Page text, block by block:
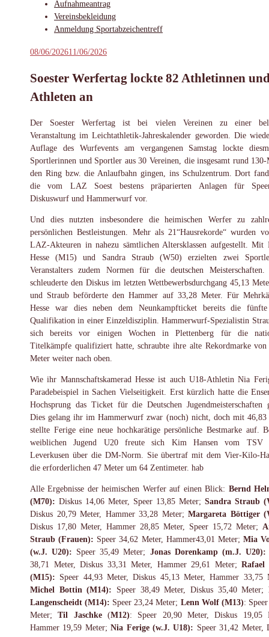
Aufnahmeantrag
Vereinsbekleidung
Anmeldung Sportabzeichentreff
Veröffentlicht
08/06/202611/06/2026
Soester Werfertag lockte 82 Athletinnen
Athleten an
Der Soester Werfertag ist bei vielen Vereinen zu einer
Veranstaltung im Leichtathletik-Jahreskalender geworden. Die
Auflage des Wurfevents am vergangenen Samstag lockte
Sportlerinnen und Sportler aus 30 Vereinen, die insgesamt rund
den Ring bzw. die Anlaufbahn gingen, ins Schulzentrum. Dort
die vom LAZ Soest bestens präparierten Anlagen für
Diskuswurf und Hammerwurf vor.
Und dies nutzten insbesondere die heimischen Werfer zu
persönlichen Bestleistungen. Mehr als 21“Hausrekorde“ wurden
LAZ-Akteuren in nahezu sämtlichen Altersklassen aufgestellt. Mit
Hesse (M15) und Sandra Straub (W50) erzielten zwei
Veranstalters zudem Normen für die deutschen Meisterschaften.
schleuderte den Diskus im letzten Wettbewerbsdurchgang 45,13
und Straub beförderte den Hammer auf 33,28 Meter. Für
Hesse war dies neben dem Neunkampfticket bereits die
Qualifikation in einer Einzeldisziplin. Hammerwurf-Spezialistin
sich bereits vor einigen Wochen in Plettenberg für die
Titelkämpfe qualifiziert hatte, schraubte ihre alte Rekordmarke von
Meter weiter nach oben.
Wie ihr Mannschaftskamerad Hesse ist auch U18-Athletin Nia
Paradebeispiel in Sachen Vielseitigkeit. Erst kürzlich hatte die
Hochsprung das Ticket für die Deutschen Jugendmeisterschaften
Dies gelang ihr im Hammerwurf zwar (noch) nicht, doch mit 46,83
stellte Ferige eine neue hochkarätige persönliche Bestmarke auf.
weiblichen Jugend U20 freute sich Kim Hansen vom TSV
Leverkusen über die DM-Norm. Sie übertraf mit dem Vier-Kilo-
die erforderlichen 47 Meter um 64 Zentimeter. hab
Alle Ergebnisse der heimischen Werfer auf einen Blick: Bernd
(M70): Diskus 14,06 Meter, Speer 13,85 Meter; Sandra Straub
Diskus 20,79 Meter, Hammer 33,28 Meter; Margareta Böttiger
Diskus 17,80 Meter, Hammer 28,85 Meter, Speer 15,72 Meter;
Straub (Frauen): Speer 34,62 Meter, Hammer43,01 Meter; Mia
(w.J. U20): Speer 35,49 Meter; Jonas Dorenkamp (m.J. U20):
38,71 Meter, Diskus 33,31 Meter, Hammer 29,61 Meter;Rafael
(M15): Speer 44,93 Meter, Diskus 45,13 Meter, Hammer 33,75
Michel Bottin (M14): Speer 38,49 Meter, Diskus 35,40 Meter;
Langenscheidt (M14): Speer 23,24 Meter; Lenn Wolf (M13):
Meter;Til Jaschke(M12): Speer 20,90 Meter, Diskus 19,05
Hammer 19,59 Meter;Nia Ferige (w.J. U18): Speer 31,42 Meter,